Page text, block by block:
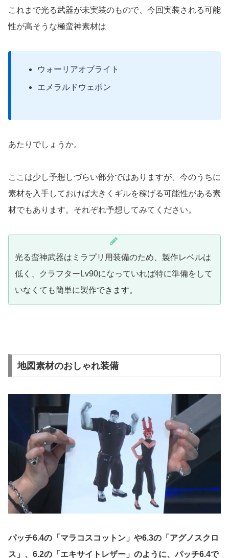
これまで光る武器が未実装のもので、今回実装される可能
性が高そうな極蛮神素材は
ウォーリアオブライト
エメラルドウェポン
あたりでしょうか。
ここは少し予想しづらい部分ではありますが、今のうちに
素材を入手しておけば大きくギルを稼げる可能性がある素
材でもあります。それぞれ予想してみてください。
光る蛮神武器はミラプリ用装備のため、製作レベルは
低く、クラフターLv90になっていれば特に準備をして
いなくても簡単に製作できます。
地図素材のおしゃれ装備
パッチ6.4の「マラコスコットン」や6.3の「アグノスクロ
ス」、6.2の「エキサイトレザー」のように、パッチ6.4で